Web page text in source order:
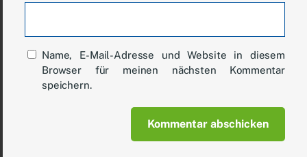
Name, E-Mail-Adresse und Website in diesem
Browser für meinen nächsten Kommentar
speichern.